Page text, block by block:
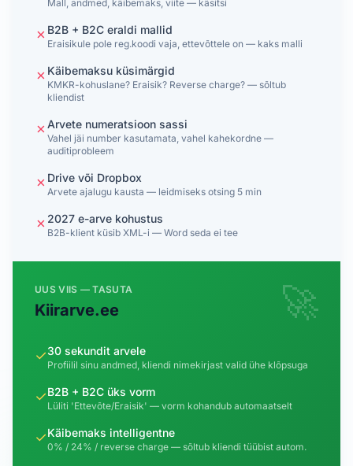
Mall, andmed, käibemaks, viite — käsitsi
✗ B2B + B2C eraldi mallid
Eraisikule pole reg.koodi vaja, ettevõttele on — kaks malli
✗ Käibemaksu küsimärgid
KMKR-kohuslane? Eraisik? Reverse charge? — sõltub
kliendist
✗ Arvete numeratsioon sassi
Vahel jäi number kasutamata, vahel kahekordne —
auditiprobleem
✗ Drive või Dropbox
Arvete ajalugu kausta — leidmiseks otsing 5 min
✗ 2027 e-arve kohustus
B2B-klient küsib XML-i — Word seda ei tee
🚀
UUS VIIS — TASUTA
Kiirarve.ee
✓30 sekundit arvele
Profiilil sinu andmed, kliendi nimekirjast valid ühe klõpsuga
✓B2B + B2C üks vorm
Lüliti 'Ettevõte/Eraisik' — vorm kohandub automaatselt
✓Käibemaks intelligentne
0% / 24% / reverse charge — sõltub kliendi tüübist autom.